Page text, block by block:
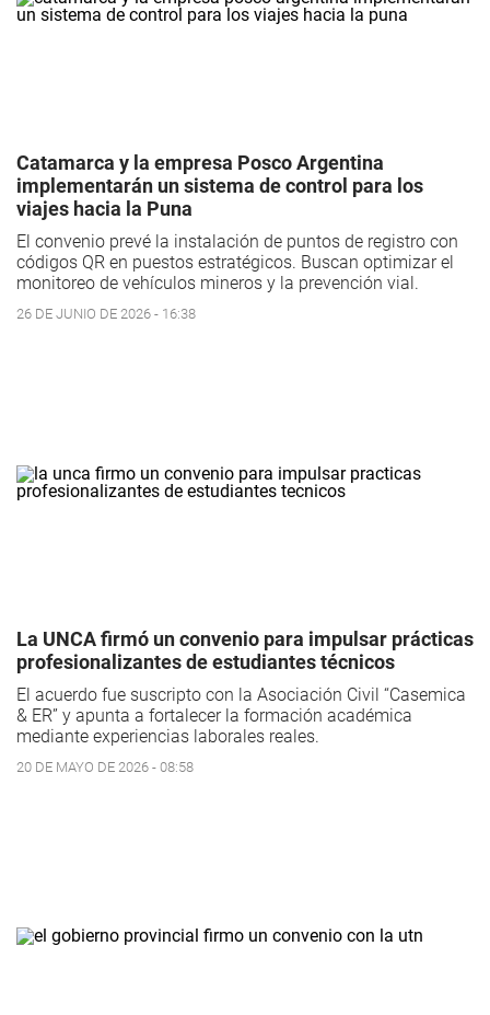
Catamarca y la empresa Posco Argentina
implementarán un sistema de control para los
viajes hacia la Puna
El convenio prevé la instalación de puntos de registro con
códigos QR en puestos estratégicos. Buscan optimizar el
monitoreo de vehículos mineros y la prevención vial.
26 DE JUNIO DE 2026 - 16:38
La UNCA firmó un convenio para impulsar prácticas
profesionalizantes de estudiantes técnicos
El acuerdo fue suscripto con la Asociación Civil “Casemica
& ER” y apunta a fortalecer la formación académica
mediante experiencias laborales reales.
20 DE MAYO DE 2026 - 08:58